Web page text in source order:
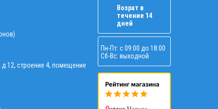
строение 4, помещение
Возрат в
течение 14
дней
Пн-Пт: с 09:00 до 18:00
Сб-Вс: выходной